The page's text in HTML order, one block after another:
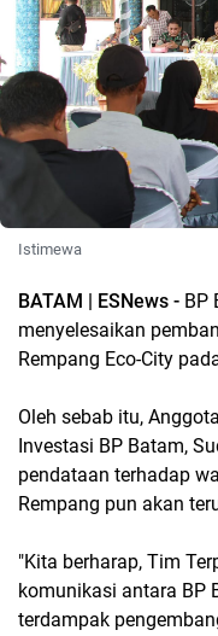
Istimewa
BATAM | ESNews - BP
menyelesaikan
Rempang Eco-City
Oleh sebab itu,
Investasi BP Batam,
pendataan terhadap
Rempang pun akan
"Kita berharap, Tim
komunikasi antara BP
terdampak